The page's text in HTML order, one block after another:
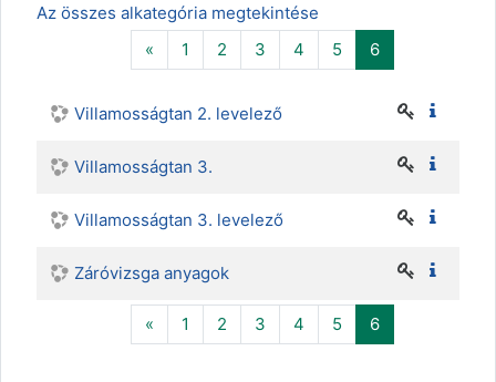
Az összes alkategória megtekintése
«Előző1 2 3 4 5 6(aktuális)
Villamosságtan 2. levelező
Villamosságtan 3.
Villamosságtan 3. levelező
Záróvizsga anyagok
«Előző1 2 3 4 5 6(aktuális)